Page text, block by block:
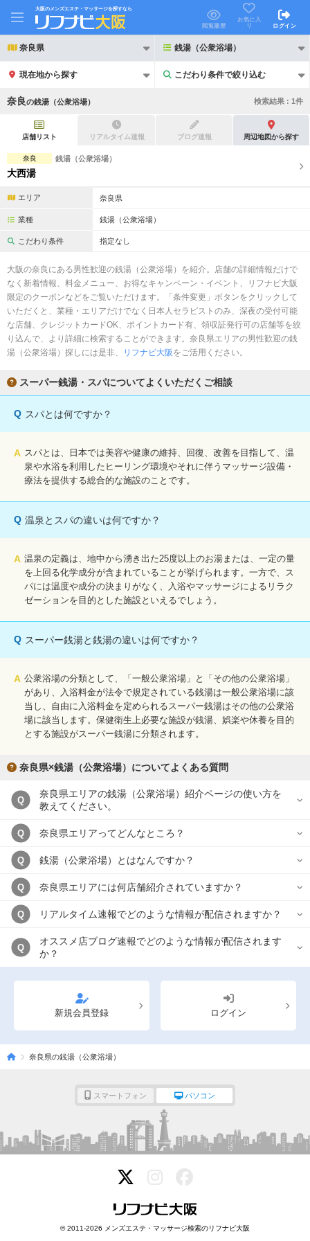
大阪のメンズエステ・マッサージを探すなら
閲覧履歴
お気に入
り
ログイン
奈良県 銭湯（公衆浴場）
現在地から探す こだわり条件で絞り込む
こだわり条件で絞り込む
21時以降も受付
2名様歓迎 団体様歓迎
完全個室 半個室あり
ペアルームあり シャワー室完備
専用駐車場あり 有資格者在籍
日本人スタッフのみ
スタッフ指名可 Ｗセラピスト
駅から徒歩5分以内
奈良の銭湯（公衆浴場） 検索結果 : 1件
店舗リスト リアルタイム速報 ブログ速報 周辺地図から探す
奈良 銭湯（公衆浴場）
大西湯
エリア 奈良県
業種 銭湯（公衆浴場）
こだわり条件 指定なし
大阪の奈良にある男性歓迎の銭湯（公衆浴場）を紹介。店舗の詳細情報だけで
なく新着情報、料金メニュー、お得なキャンペーン・イベント、リフナビ大阪
限定のクーポンなどをご覧いただけます。「条件変更」ボタンをクリックして
いただくと、業種・エリアだけでなく日本人セラピストのみ、深夜の受付可能
な店舗、クレジットカードOK、ポイントカード有、領収証発行可の店舗等を絞
り込んで、より詳細に検索することができます。奈良県エリアの男性歓迎の銭
湯（公衆浴場）探しには是非、
リフナビ大阪 をご活用ください。
スーパー銭湯・スパについてよくいただくご相談
Q スパとは何ですか？
A スパとは、日本では美容や健康の維持、回復、改善を目指して、温
泉や水浴を利用したヒーリング環境やそれに伴うマッサージ設備・
療法を提供する総合的な施設のことです。
Q 温泉とスパの違いは何ですか？
A 温泉の定義は、地中から湧き出た25度以上のお湯または、一定の量
を上回る化学成分が含まれていることが挙げられます。一方で、ス
パには温度や成分の決まりがなく、入浴やマッサージによるリラク
ゼーションを目的とした施設といえるでしょう。
Q スーパー銭湯と銭湯の違いは何ですか？
A 公衆浴場の分類として、「一般公衆浴場」と「その他の公衆浴場」
があり、入浴料金が法令で規定されている銭湯は一般公衆浴場に該
当し、自由に入浴料金を定められるスーパー銭湯はその他の公衆浴
場に該当します。保健衛生上必要な施設が銭湯、娯楽や休養を目的
とする施設がスーパー銭湯に分類されます。
奈良県×銭湯（公衆浴場）についてよくある質問
Q
奈良県エリアの銭湯（公衆浴場）紹介ページの使い方を
教えてください。
Q 奈良県エリアってどんなところ？
Q 銭湯（公衆浴場）とはなんですか？
Q 奈良県エリアには何店舗紹介されていますか？
Q リアルタイム速報でどのような情報が配信されますか？
Q
オススメ店ブログ速報でどのような情報が配信されます
か？
新規会員登録 ログイン
奈良県の銭湯（公衆浴場）
スマートフォン パソコン
© 2011-2026 メンズエステ・マッサージ検索のリフナビ大阪